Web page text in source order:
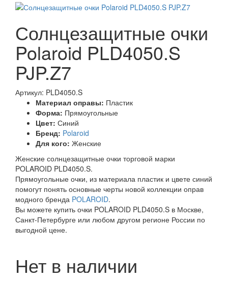
Солнцезащитные очки
Polaroid PLD4050.S
PJP.Z7
Артикул: PLD4050.S
Материал оправы: Пластик
Форма: Прямоугольные
Цвет: Синий
Бренд: Polaroid
Для кого: Женские
Женские солнцезащитные очки торговой марки
POLAROID PLD4050.S.
Прямоугольные очки, из материала пластик и цвете синий
помогут понять основные черты новой коллекции оправ
модного бренда POLAROID.
Вы можете купить очки POLAROID PLD4050.S в Москве,
Санкт-Петербурге или любом другом регионе России по
выгодной цене.
Нет в наличии